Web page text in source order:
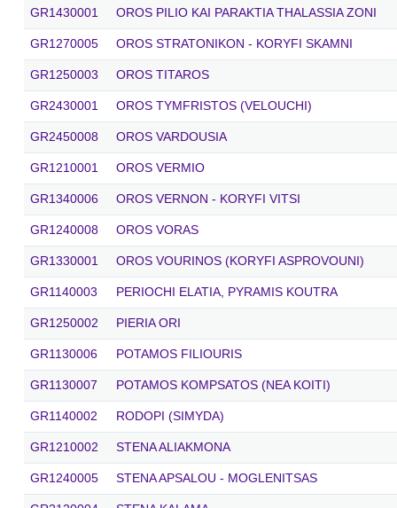
GR1430001 OROS PILIO KAI PARAKTIA THALASSIA ZONI
GR1270005 OROS STRATONIKON - KORYFI SKAMNI
GR1250003 OROS TITAROS
GR2430001 OROS TYMFRISTOS (VELOUCHI)
GR2450008 OROS VARDOUSIA
GR1210001 OROS VERMIO
GR1340006 OROS VERNON - KORYFI VITSI
GR1240008 OROS VORAS
GR1330001 OROS VOURINOS (KORYFI ASPROVOUNI)
GR1140003 PERIOCHI ELATIA, PYRAMIS KOUTRA
GR1250002 PIERIA ORI
GR1130006 POTAMOS FILIOURIS
GR1130007 POTAMOS KOMPSATOS (NEA KOITI)
GR1140002 RODOPI (SIMYDA)
GR1210002 STENA ALIAKMONA
GR1240005 STENA APSALOU - MOGLENITSAS